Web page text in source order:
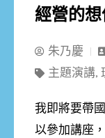
經營的
朱乃慶
主題演講,
我即將要帶
以參加講座